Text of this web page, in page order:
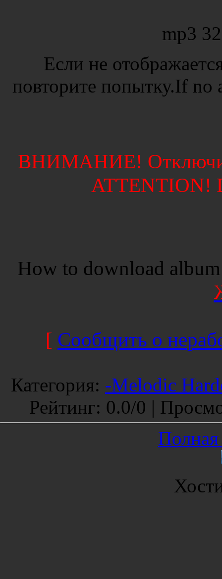
mp3
Если не
повторите попытку.If
ВНИМАНИЕ!
ATTENTION!
How to download
[ Сообщить о
Категория: -Melodic
Рейтинг: 0.0/0 |
Полная